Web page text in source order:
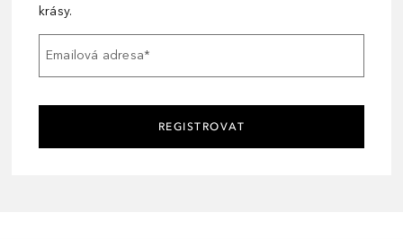
krásy.
Emailová adresa*
REGISTROVAT